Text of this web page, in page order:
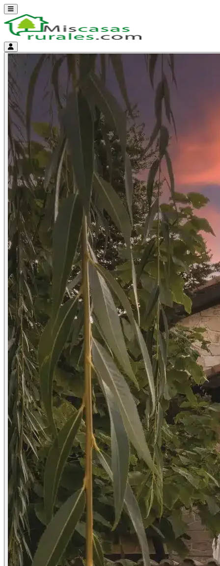
Abrir menú
Menú de cuenta